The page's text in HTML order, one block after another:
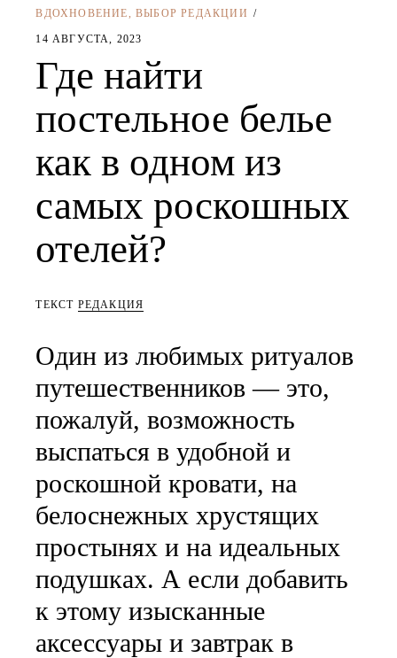
ВДОХНОВЕНИЕ ВЫБОР РЕДАКЦИИ
14 АВГУСТА, 2023
Где найти
постельное белье
как в одном из
самых роскошных
отелей?
ТЕКСТ РЕДАКЦИЯ
Один из любимых ритуалов
путешественников — это,
пожалуй, возможность
выспаться в удобной и
роскошной кровати, на
белоснежных хрустящих
простынях и на идеальных
подушках. А если добавить
к этому изысканные
аксессуары и завтрак в